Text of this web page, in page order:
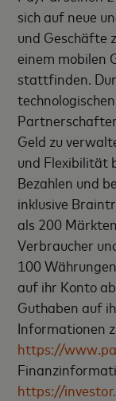
sich auf neue
und Geschäfte
einem mobilen
stattfinden.
Geld zu
und Flexibilität
Bezahlen und
inklusive
als 200
Verbraucher
100
auf ihr Konto
Guthaben auf
Informationen
https://
https://